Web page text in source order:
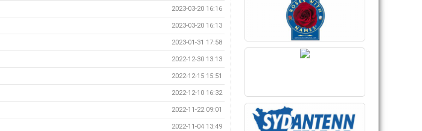
2023-03-20 16:16
2023-03-20 16:13
2023-01-31 17:58
2022-12-30 13:13
2022-12-15 15:51
2022-12-10 16:32
2022-11-22 09:01
2022-11-04 13:49